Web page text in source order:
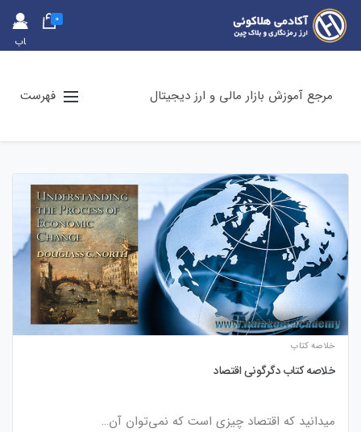
حس
اب
0
مرجع آموزش بازار مالی و ارز دیجیتال فهرست
خلاصه کتاب
خلاصه کتاب دگرگونی اقتصاد
میدانید که اقتصاد چیزی است که نمی‌توان آن…